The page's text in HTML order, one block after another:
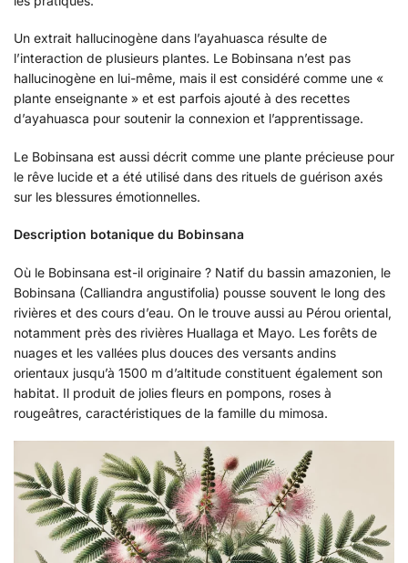
Un extrait hallucinogène dans l’ayahuasca résulte de
l’interaction de plusieurs plantes. Le Bobinsana n’est pas
hallucinogène en lui-même, mais il est considéré comme une «
plante enseignante » et est parfois ajouté à des recettes
d’ayahuasca pour soutenir la connexion et l’apprentissage.
Le Bobinsana est aussi décrit comme une plante précieuse pour
le rêve lucide et a été utilisé dans des rituels de guérison axés
sur les blessures émotionnelles.
Description botanique du Bobinsana
Où le Bobinsana est-il originaire ? Natif du bassin amazonien, le
Bobinsana (Calliandra angustifolia) pousse souvent le long des
rivières et des cours d’eau. On le trouve aussi au Pérou oriental,
notamment près des rivières Huallaga et Mayo. Les forêts de
nuages et les vallées plus douces des versants andins
orientaux jusqu’à 1500 m d’altitude constituent également son
habitat. Il produit de jolies fleurs en pompons, roses à
rougeâtres, caractéristiques de la famille du mimosa.